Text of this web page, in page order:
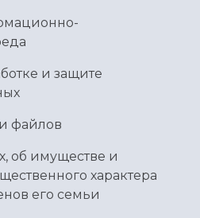
и защите
файлов
об имуществе и
характера
его семьи